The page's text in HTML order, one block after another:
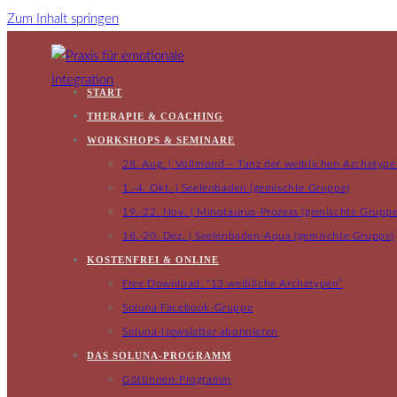
Zum Inhalt springen
START
THERAPIE & COACHING
WORKSHOPS & SEMINARE
28. Aug. | Vollmond – Tanz der weiblichen
1.-4. Okt. | Seelenbaden (gemischte Gruppe)
19.-22. Nov. | Minotaurus-Prozess (gemischte
18.-20. Dez. | Seelenbaden-Aqua (gemischte Gruppe)
KOSTENFREI & ONLINE
Free Download: “13 weibliche Archetypen”
Soluna Facebook-Gruppe
Soluna-Newsletter abonnieren
DAS SOLUNA-PROGRAMM
Göttinnen-Programm